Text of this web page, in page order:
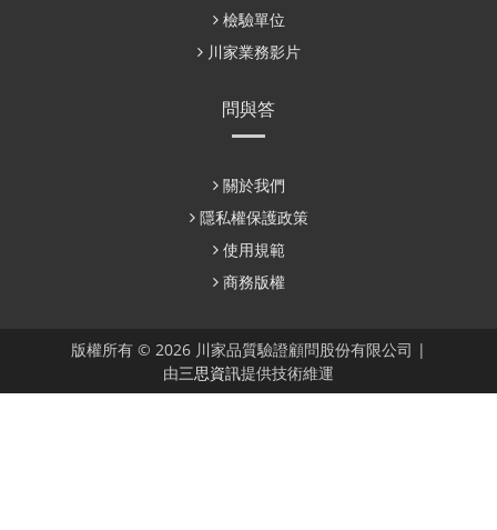
檢驗單位
川家業務影片
問與答
關於我們
隱私權保護政策
使用規範
商務版權
版權所有 © 2026 川家品質驗證顧問股份有限公司 |
由三思資訊提供技術維運